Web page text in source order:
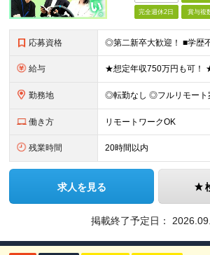
完全週休2日 賞与複
応募資格
給与
勤務地
働き方 リモートワークOK
残業時間 20時間以内
求人を見る
掲載終了予定日：